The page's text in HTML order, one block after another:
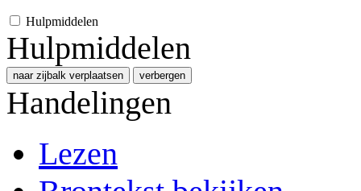
Hulpmiddelen
Hulpmiddelen
naar zijbalk verplaatsen verbergen
Handelingen
Lezen